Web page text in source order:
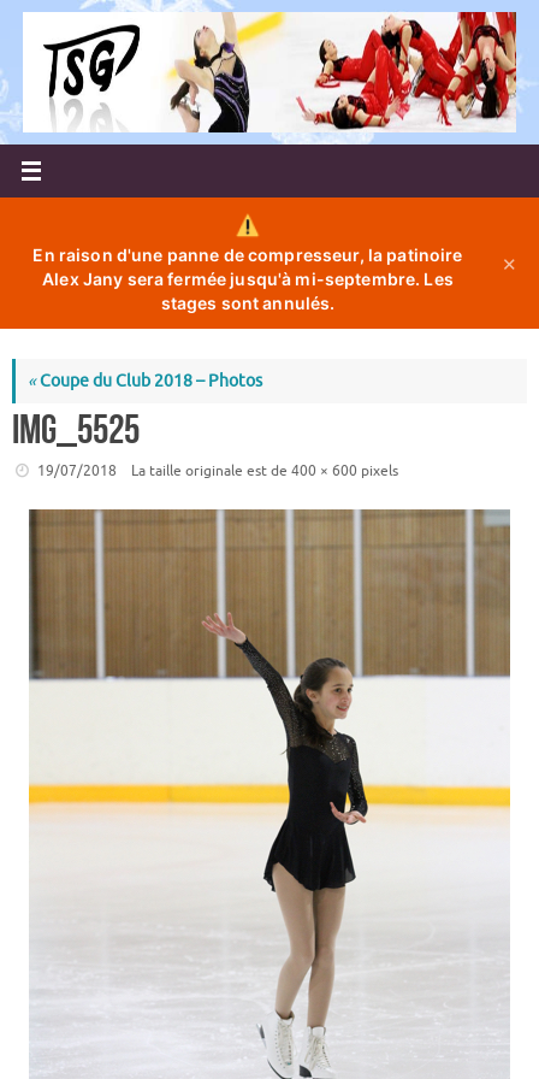
Passer
contenu
En raison d'une panne de compresseur, la patinoire
Alex Jany sera fermée jusqu'à mi-septembre. Les
stages sont annulés.
✕
«Coupe du Club 2018 – Photos
IMG_5525
19/07/2018 La taille originale est de 400 × 600 pixels